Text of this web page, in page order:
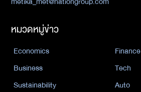
หมวดหมู่ข่าว
Economics
Finance
Business
Tech
Sustainability
Auto